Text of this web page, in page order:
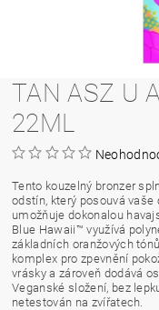
TAN ASZ U
22ML
Tento kouzelný bronzer
odstín, který posouvá
umožňuje dokonalou
Blue Hawaii™ využívá
základních oranžových
komplex pro zpevnění
vrásky a zároveň dodává
Veganské složení, bez
netestován na zvířatech.